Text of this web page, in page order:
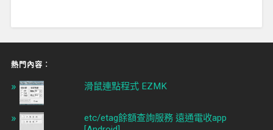
熱門內容︰
滑鼠連點程式 EZMK
etc/etag餘額查詢服務 遠通電收app